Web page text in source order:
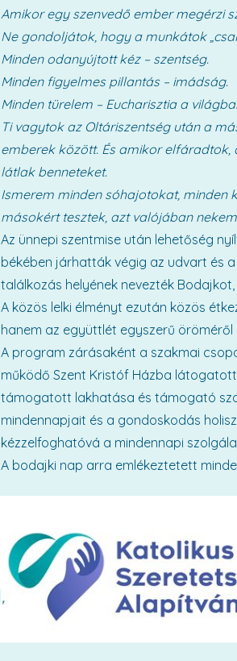
Amikor egy szenvedő ember megérzi
Ne gondoljátok, hogy a munkátok
Minden odanyújtott kéz – szentség.
Minden figyelmes pillantás – imádság.
Minden türelem – Eucharisztia a
Ti vagytok az Oltáriszentség után a
emberek között. És amikor elfáradtok,
látlak benneteket.
Ismerem minden sóhajotokat, minden
másokért tesztek, azt valójában
Az ünnepi szentmise után lehetőség
békében járhatták végig az udvart és
találkozás helyének nevezték
A közös lelki élményt ezután közös
hanem az együttlét egyszerű öröméről
A program zárásaként a szakmai
működő Szent Kristóf Házba
támogatott lakhatása és támogató
mindennapjait és a gondoskodás
kézzelfoghatóvá a mindennapi
A bodajki nap arra emlékeztetett